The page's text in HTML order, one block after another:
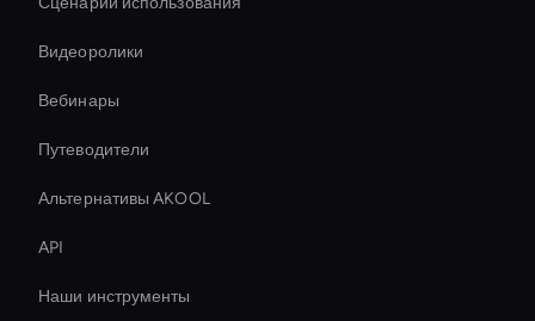
Видеоролики
Вебинары
Путеводители
Альтернативы AKOOL
API
Наши инструменты